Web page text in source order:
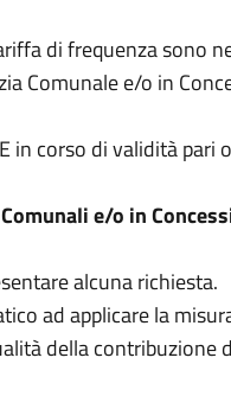
di frequenza sono
Comunale e/o in
in corso di validità
e/o in
alcuna richiesta.
ad applicare la
della contribuzione